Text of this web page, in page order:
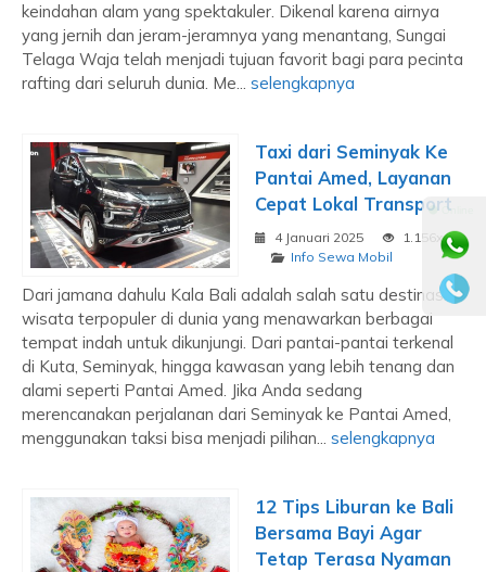
keindahan alam yang spektakuler. Dikenal karena airnya
yang jernih dan jeram-jeramnya yang menantang, Sungai
Telaga Waja telah menjadi tujuan favorit bagi para pecinta
rafting dari seluruh dunia. Me... selengkapnya
Taxi dari Seminyak Ke
Pantai Amed, Layanan
Cepat Lokal Transport
4 Januari 2025
1.156x
Info Sewa Mobil
Dari jamana dahulu Kala Bali adalah salah satu destinasi
wisata terpopuler di dunia yang menawarkan berbagai
tempat indah untuk dikunjungi. Dari pantai-pantai terkenal
di Kuta, Seminyak, hingga kawasan yang lebih tenang dan
alami seperti Pantai Amed. Jika Anda sedang
merencanakan perjalanan dari Seminyak ke Pantai Amed,
menggunakan taksi bisa menjadi pilihan... selengkapnya
12 Tips Liburan ke Bali
Bersama Bayi Agar
Tetap Terasa Nyaman
⚫ Online